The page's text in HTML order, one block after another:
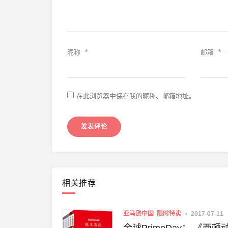
昵称 * 邮箱 *
在此浏览器中保存我的昵称、邮箱地址。
相关推荐
亚马逊中国 限时特卖 2017-07-11